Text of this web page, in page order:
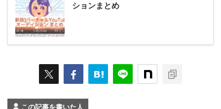
ションまとめ
この記事を書いた人